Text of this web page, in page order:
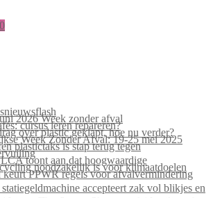
0
2026 Week zonder afval
cursus leren repareren?
over plastic geklapt, hoe nu verder?
Week Zonder Afval: 19-25 mei 2025
plastictaks is stap terug tegen
toont aan dat hoogwaardige
noodzakelijk is voor klimaatdoelen
keurt PPWR regels voor afvalvermindering
accepteert zak vol blikjes en